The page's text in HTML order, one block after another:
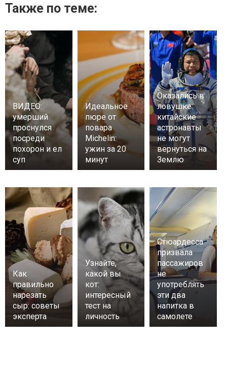
Также по теме:
ВИДЕО:
умерший
проснулся
посреди
похорон и ел
суп
Идеальное
пюре от
повара
Michelin:
ужин за 20
минут
Оказались в
ловушке:
китайские
астронавты
не могут
вернуться на
Землю
Как
правильно
нарезать
сыр: советы
эксперта
Узнайте,
какой вы
кот:
интересный
тест на
личность
Стюардесса
призвала
пассажиров
не
употреблять
эти два
напитка в
самолете